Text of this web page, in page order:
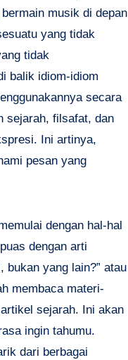
musik di depan
yang tidak
tidak
balik idiom-idiom
secara
sejarah, filsafat, dan
Ini artinya,
pesan yang
dengan hal-hal
dengan arti
bukan yang lain?” atau
membaca materi-
sejarah. Ini akan
ingin tahumu.
dari berbagai